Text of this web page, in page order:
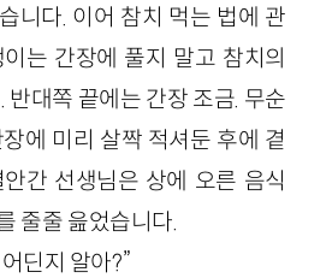
니다. 이어 참치 먹는 법에 관
는 간장에 풀지 말고 참치의
반대쪽 끝에는 간장 조금. 무순
에 미리 살짝 적셔둔 후에 곁
간 선생님은 상에 오른 음식
줄줄 읊었습니다.
딘지 알아?”